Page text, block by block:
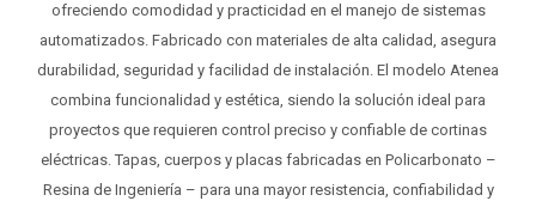
ofreciendo comodidad y practicidad en el manejo de sistemas
automatizados. Fabricado con materiales de alta calidad, asegura
durabilidad, seguridad y facilidad de instalación. El modelo Atenea
combina funcionalidad y estética, siendo la solución ideal para
proyectos que requieren control preciso y confiable de cortinas
eléctricas. Tapas, cuerpos y placas fabricadas en Policarbonato –
Resina de Ingeniería – para una mayor resistencia, confiabilidad y